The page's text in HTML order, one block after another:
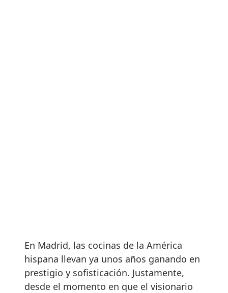
En Madrid, las cocinas de la América
hispana llevan ya unos años ganando en
prestigio y sofisticación. Justamente,
desde el momento en que el visionario